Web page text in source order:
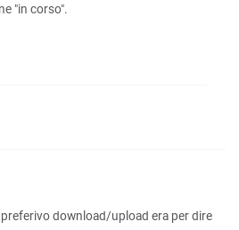
"in corso".
download/upload era per dire